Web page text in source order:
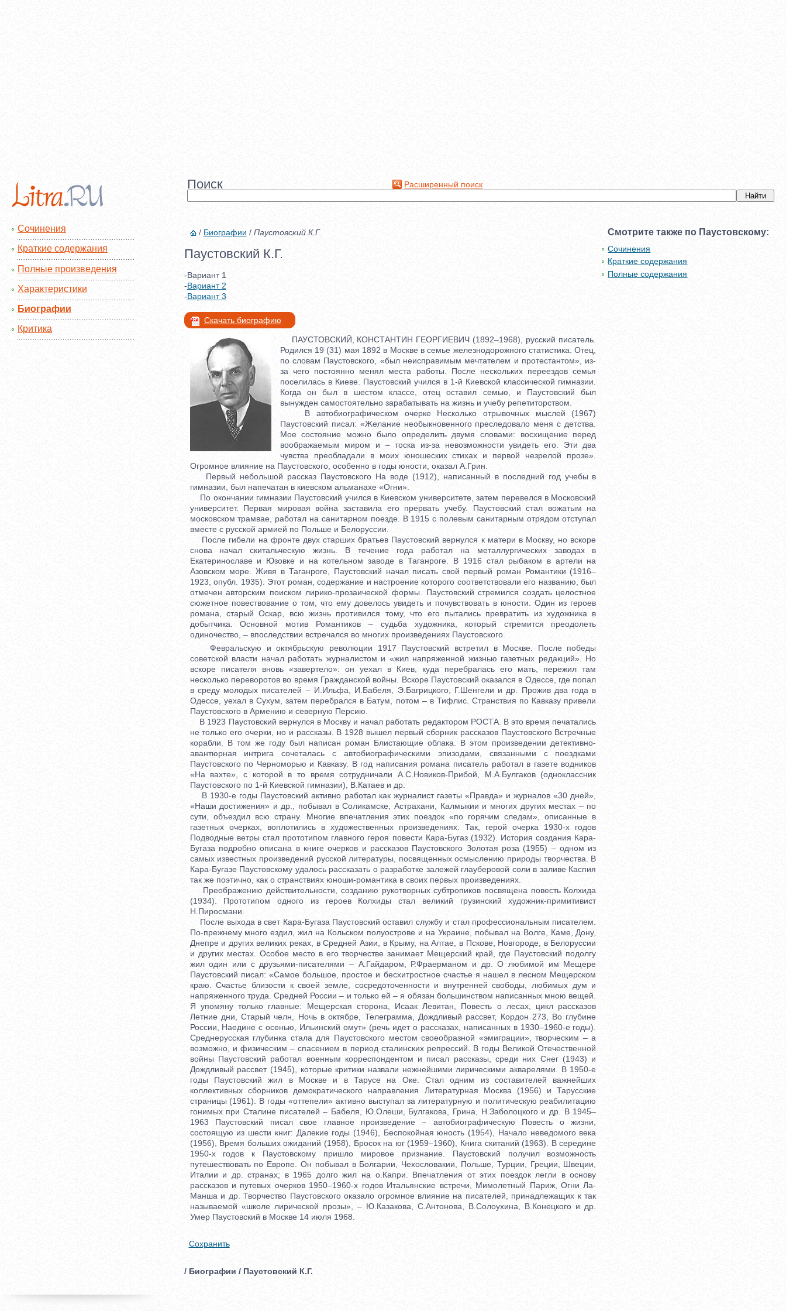
Поиск Расширенный поиск
Сочинения
Краткие содержания
Полные произведения
Характеристики
Биографии
Критика
/ Биографии / Паустовский К.Г.
Паустовский К.Г.
-Вариант 1
-Вариант 2
-Вариант 3
Скачать биографию
ПАУСТОВСКИЙ, КОНСТАНТИН ГЕОРГИЕВИЧ (1892–1968), русский писатель.
Родился 19 (31) мая 1892 в Москве в семье железнодорожного статистика. Отец,
по словам Паустовского, «был неисправимым мечтателем и протестантом», из-
за чего постоянно менял места работы. После нескольких переездов семья
поселилась в Киеве. Паустовский учился в 1-й Киевской классической гимназии.
Когда он был в шестом классе, отец оставил семью, и Паустовский был
вынужден самостоятельно зарабатывать на жизнь и учебу репетиторством.
В автобиографическом очерке Несколько отрывочных мыслей (1967)
Паустовский писал: «Желание необыкновенного преследовало меня с детства.
Мое состояние можно было определить двумя словами: восхищение перед
воображаемым миром и – тоска из-за невозможности увидеть его. Эти два
чувства преобладали в моих юношеских стихах и первой незрелой прозе».
Огромное влияние на Паустовского, особенно в годы юности, оказал А.Грин.
Первый небольшой рассказ Паустовского На воде (1912), написанный в последний год учебы в
гимназии, был напечатан в киевском альманахе «Огни».
По окончании гимназии Паустовский учился в Киевском университете, затем перевелся в Московский
университет. Первая мировая война заставила его прервать учебу. Паустовский стал вожатым на
московском трамвае, работал на санитарном поезде. В 1915 с полевым санитарным отрядом отступал
вместе с русской армией по Польше и Белоруссии.
После гибели на фронте двух старших братьев Паустовский вернулся к матери в Москву, но вскоре
снова начал скитальческую жизнь. В течение года работал на металлургических заводах в
Екатеринославе и Юзовке и на котельном заводе в Таганроге. В 1916 стал рыбаком в артели на
Азовском море. Живя в Таганроге, Паустовский начал писать свой первый роман Романтики (1916–
1923, опубл. 1935). Этот роман, содержание и настроение которого соответствовали его названию, был
отмечен авторским поиском лирико-прозаической формы. Паустовский стремился создать целостное
сюжетное повествование о том, что ему довелось увидеть и почувствовать в юности. Один из героев
романа, старый Оскар, всю жизнь противился тому, что его пытались превратить из художника в
добытчика. Основной мотив Романтиков – судьба художника, который стремится преодолеть
одиночество, – впоследствии встречался во многих произведениях Паустовского.
Февральскую и октябрьскую революции 1917 Паустовский встретил в Москве. После победы
советской власти начал работать журналистом и «жил напряженной жизнью газетных редакций». Но
вскоре писателя вновь «завертело»: он уехал в Киев, куда перебралась его мать, пережил там
несколько переворотов во время Гражданской войны. Вскоре Паустовский оказался в Одессе, где попал
в среду молодых писателей – И.Ильфа, И.Бабеля, Э.Багрицкого, Г.Шенгели и др. Прожив два года в
Одессе, уехал в Сухум, затем перебрался в Батум, потом – в Тифлис. Странствия по Кавказу привели
Паустовского в Армению и северную Персию.
В 1923 Паустовский вернулся в Москву и начал работать редактором РОСТА. В это время печатались
не только его очерки, но и рассказы. В 1928 вышел первый сборник рассказов Паустовского Встречные
корабли. В том же году был написан роман Блистающие облака. В этом произведении детективно-
авантюрная интрига сочеталась с автобиографическими эпизодами, связанными с поездками
Паустовского по Черноморью и Кавказу. В год написания романа писатель работал в газете водников
«На вахте», с которой в то время сотрудничали А.С.Новиков-Прибой, М.А.Булгаков (одноклассник
Паустовского по 1-й Киевской гимназии), В.Катаев и др.
В 1930-е годы Паустовский активно работал как журналист газеты «Правда» и журналов «30 дней»,
«Наши достижения» и др., побывал в Соликамске, Астрахани, Калмыкии и многих других местах – по
сути, объездил всю страну. Многие впечатления этих поездок «по горячим следам», описанные в
газетных очерках, воплотились в художественных произведениях. Так, герой очерка 1930-х годов
Подводные ветры стал прототипом главного героя повести Кара-Бугаз (1932). История создания Кара-
Бугаза подробно описана в книге очерков и рассказов Паустовского Золотая роза (1955) – одном из
самых известных произведений русской литературы, посвященных осмыслению природы творчества. В
Кара-Бугазе Паустовскому удалось рассказать о разработке залежей глауберовой соли в заливе Каспия
так же поэтично, как о странствиях юноши-романтика в своих первых произведениях.
Преображению действительности, созданию рукотворных субтропиков посвящена повесть Колхида
(1934). Прототипом одного из героев Колхиды стал великий грузинский художник-примитивист
Н.Пиросмани.
После выхода в свет Кара-Бугаза Паустовский оставил службу и стал профессиональным писателем.
По-прежнему много ездил, жил на Кольском полуострове и на Украине, побывал на Волге, Каме, Дону,
Днепре и других великих реках, в Средней Азии, в Крыму, на Алтае, в Пскове, Новгороде, в Белоруссии
и других местах. Особое место в его творчестве занимает Мещерский край, где Паустовский подолгу
жил один или с друзьями-писателями – А.Гайдаром, Р.Фраерманом и др. О любимой им Мещере
Паустовский писал: «Самое большое, простое и бесхитростное счастье я нашел в лесном Мещерском
краю. Счастье близости к своей земле, сосредоточенности и внутренней свободы, любимых дум и
напряженного труда. Средней России – и только ей – я обязан большинством написанных мною вещей.
Я упомяну только главные: Мещерская сторона, Исаак Левитан, Повесть о лесах, цикл рассказов
Летние дни, Старый челн, Ночь в октябре, Телеграмма, Дождливый рассвет, Кордон 273, Во глубине
России, Наедине с осенью, Ильинский омут» (речь идет о рассказах, написанных в 1930–1960-е годы).
Среднерусская глубинка стала для Паустовского местом своеобразной «эмиграции», творческим – а
возможно, и физическим – спасением в период сталинских репрессий. В годы Великой Отечественной
войны Паустовский работал военным корреспондентом и писал рассказы, среди них Снег (1943) и
Дождливый рассвет (1945), которые критики назвали нежнейшими лирическими акварелями. В 1950-е
годы Паустовский жил в Москве и в Тарусе на Оке. Стал одним из составителей важнейших
коллективных сборников демократического направления Литературная Москва (1956) и Тарусские
страницы (1961). В годы «оттепели» активно выступал за литературную и политическую реабилитацию
гонимых при Сталине писателей – Бабеля, Ю.Олеши, Булгакова, Грина, Н.Заболоцкого и др. В 1945–
1963 Паустовский писал свое главное произведение – автобиографическую Повесть о жизни,
состоящую из шести книг: Далекие годы (1946), Беспокойная юность (1954), Начало неведомого века
(1956), Время больших ожиданий (1958), Бросок на юг (1959–1960), Книга скитаний (1963). В середине
1950-х годов к Паустовскому пришло мировое признание. Паустовский получил возможность
путешествовать по Европе. Он побывал в Болгарии, Чехословакии, Польше, Турции, Греции, Швеции,
Италии и др. странах; в 1965 долго жил на о.Капри. Впечатления от этих поездок легли в основу
рассказов и путевых очерков 1950–1960-х годов Итальянские встречи, Мимолетный Париж, Огни Ла-
Манша и др. Творчество Паустовского оказало огромное влияние на писателей, принадлежащих к так
называемой «школе лирической прозы», – Ю.Казакова, С.Антонова, В.Солоухина, В.Конецкого и др.
Умер Паустовский в Москве 14 июля 1968.
Сохранить
/ Биографии / Паустовский К.Г.
Смотрите также по Паустовскому:
Сочинения
Краткие содержания
Полные содержания